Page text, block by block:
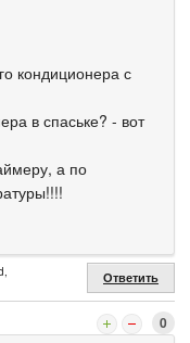
кондиционера с
в спаське? - вот
а по
Ответить
0